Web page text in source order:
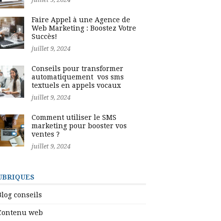
Faire Appel à une Agence de
Web Marketing : Boostez Votre
Succès!
juillet 9, 2024
Conseils pour transformer
automatiquement vos sms
textuels en appels vocaux
juillet 9, 2024
Comment utiliser le SMS
marketing pour booster vos
ventes ?
juillet 9, 2024
conseils
web